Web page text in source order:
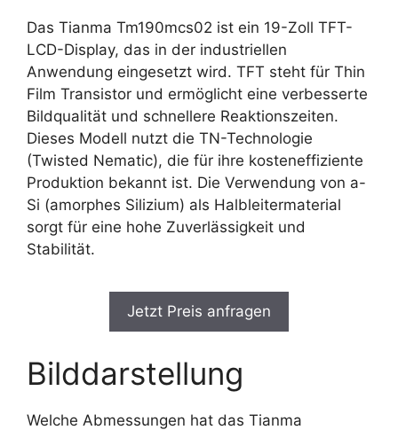
Das Tianma Tm190mcs02 ist ein 19-Zoll TFT-
LCD-Display, das in der industriellen
Anwendung eingesetzt wird. TFT steht für Thin
Film Transistor und ermöglicht eine verbesserte
Bildqualität und schnellere Reaktionszeiten.
Dieses Modell nutzt die TN-Technologie
(Twisted Nematic), die für ihre kosteneffiziente
Produktion bekannt ist. Die Verwendung von a-
Si (amorphes Silizium) als Halbleitermaterial
sorgt für eine hohe Zuverlässigkeit und
Stabilität.
Jetzt Preis anfragen
Bilddarstellung
Welche Abmessungen hat das Tianma